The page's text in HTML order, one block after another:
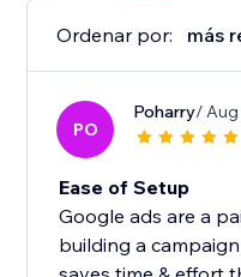
Ordenar por: más
PO
Poharry/ Aug
Ease of Setup
Google ads are a
building a